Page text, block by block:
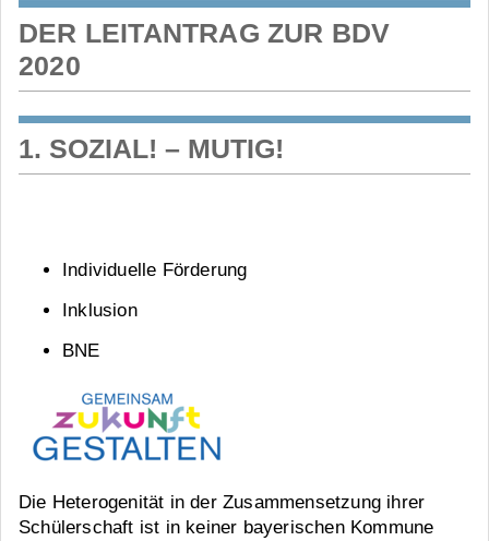
DER LEITANTRAG ZUR BDV
2020
1. SOZIAL! – MUTIG!
Individuelle Förderung
Inklusion
BNE
Die Heterogenität in der Zusammensetzung ihrer
Schülerschaft ist in keiner bayerischen Kommune